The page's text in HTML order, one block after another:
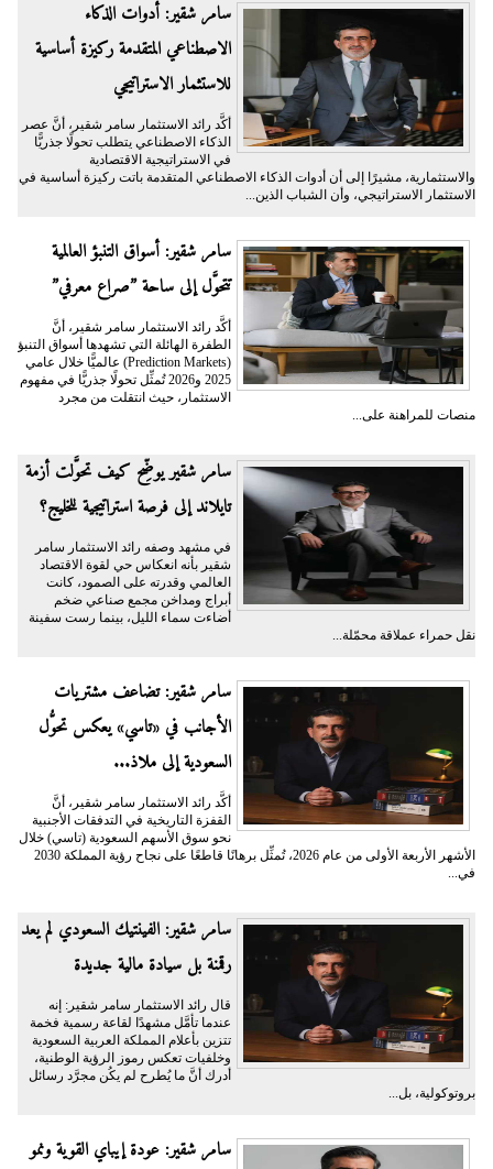
سامر شقير: أدوات الذكاء
الاصطناعي المتقدمة ركيزة أساسية
للاستثمار الاستراتيجي
أكَّد رائد الاستثمار سامر شقير، أنَّ عصر
الذكاء الاصطناعي يتطلب تحولًا جذريًّا
في الاستراتيجية الاقتصادية
والاستثمارية، مشيرًا إلى أن أدوات الذكاء الاصطناعي المتقدمة باتت ركيزة أساسية في
الاستثمار الاستراتيجي، وأن الشباب الذين...
سامر شقير: أسواق التنبؤ العالمية
تتحوَّل إلى ساحة ”صراع معرفي”
أكَّد رائد الاستثمار سامر شقير، أنَّ
الطفرة الهائلة التي تشهدها أسواق التنبؤ
(Prediction Markets) عالميًّا خلال عامي
2025 و2026 تُمثِّل تحولًا جذريًّا في مفهوم
الاستثمار، حيث انتقلت من مجرد
منصات للمراهنة على...
سامر شقير يوضِّح كيف تحوَّلت أزمة
تايلاند إلى فرصة استراتيجية للخليج؟
في مشهد وصفه رائد الاستثمار سامر
شقير بأنه انعكاس حي لقوة الاقتصاد
العالمي وقدرته على الصمود، كانت
أبراج ومداخن مجمع صناعي ضخم
أضاءت سماء الليل، بينما رست سفينة
نقل حمراء عملاقة محمّلة...
سامر شقير: تضاعف مشتريات
الأجانب في «تاسي» يعكس تحوُّل
السعودية إلى ملاذ...
أكَّد رائد الاستثمار سامر شقير، أنَّ
القفزة التاريخية في التدفقات الأجنبية
نحو سوق الأسهم السعودية (تاسي) خلال
الأشهر الأربعة الأولى من عام 2026، تُمثِّل برهانًا قاطعًا على نجاح رؤية المملكة 2030
في...
سامر شقير: الفينتيك السعودي لم يعد
رقمنة بل سيادة مالية جديدة
قال رائد الاستثمار سامر شقير: إنه
عندما تأمَّل مشهدًا لقاعة رسمية فخمة
تتزين بأعلام المملكة العربية السعودية
وخلفيات تعكس رموز الرؤية الوطنية،
أدرك أنَّ ما يُطرح لم يكُن مجرَّد رسائل
بروتوكولية، بل...
سامر شقير: عودة إيباي القوية ونمو